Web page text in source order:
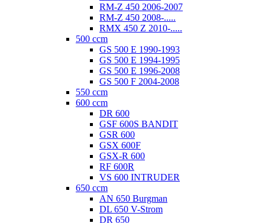
RM-Z 450 2006-2007
RM-Z 450 2008-.....
RMX 450 Z 2010-.....
500 ccm
GS 500 E 1990-1993
GS 500 E 1994-1995
GS 500 E 1996-2008
GS 500 F 2004-2008
550 ccm
600 ccm
DR 600
GSF 600S BANDIT
GSR 600
GSX 600F
GSX-R 600
RF 600R
VS 600 INTRUDER
650 ccm
AN 650 Burgman
DL 650 V-Strom
DR 650